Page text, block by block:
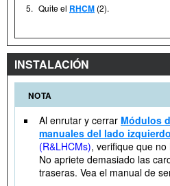
5. Quite el RHCM (2).
INSTALACIÓN
NOTA
Al enrutar y cerrar Módulos
manuales del lado
(R&LHCMs), verifique que
No apriete demasiado las
traseras. Vea el manual de